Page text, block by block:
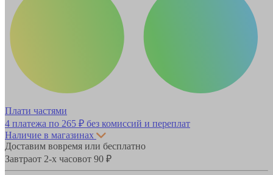
Плати частями
4 платежа по 265 ₽ без комиссий и переплат
Наличие в магазинах
Доставим вовремя или бесплатно
Завтраот 2-х часовот 90 ₽